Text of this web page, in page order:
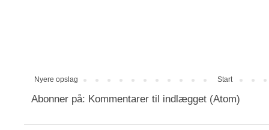
Nyere opslag Start
Abonner på: Kommentarer til indlægget (Atom)